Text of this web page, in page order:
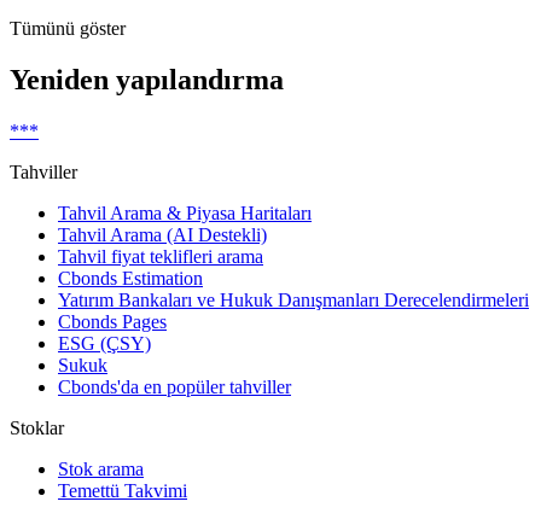
Tümünü göster
Yeniden yapılandırma
***
Tahviller
Tahvil Arama & Piyasa Haritaları
Tahvil Arama (AI Destekli)
Tahvil fiyat teklifleri arama
Cbonds Estimation
Yatırım Bankaları ve Hukuk Danışmanları Derecelendirmeleri
Cbonds Pages
ESG (ÇSY)
Sukuk
Cbonds'da en popüler tahviller
Stoklar
Stok arama
Temettü Takvimi